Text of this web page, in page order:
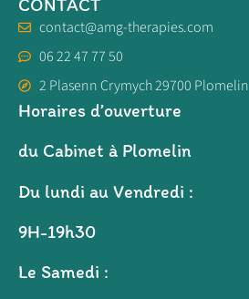
contact@amg-therapies.com
06 22 47 77 50
2 Plasenn Crymych 29700 Plomelin
Horaires d’ouverture
du Cabinet à Plomelin
Du lundi au Vendredi :
9H-19h30
Le Samedi :